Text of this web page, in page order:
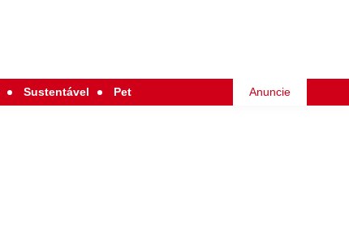
Sustentável Pet Anuncie